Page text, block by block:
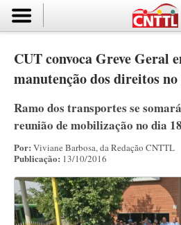
CUT convoca Greve Geral
manutenção dos direitos
Ramo dos transportes se
reunião de mobilização no dia 18
Por: Viviane Barbosa, da Redação CNTTL
Publicação: 13/10/2016